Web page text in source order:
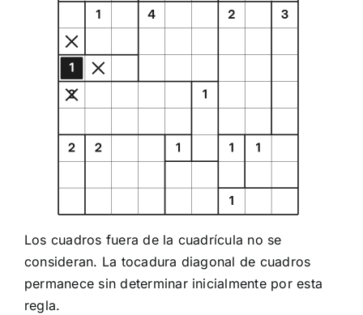
Los cuadros fuera de la cuadrícula no se
consideran. La tocadura diagonal de cuadros
permanece sin determinar inicialmente por esta
regla.